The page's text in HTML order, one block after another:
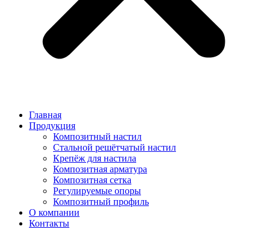
Главная
Продукция
Композитный настил
Стальной решётчатый настил
Крепёж для настила
Композитная арматура
Композитная сетка
Регулируемые опоры
Композитный профиль
О компании
Контакты